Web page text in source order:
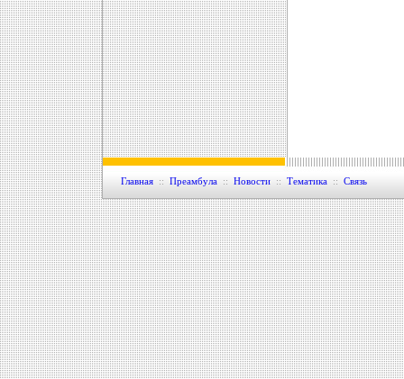
Главная:: Преамбула:: Новости:: Тематика:: Связь